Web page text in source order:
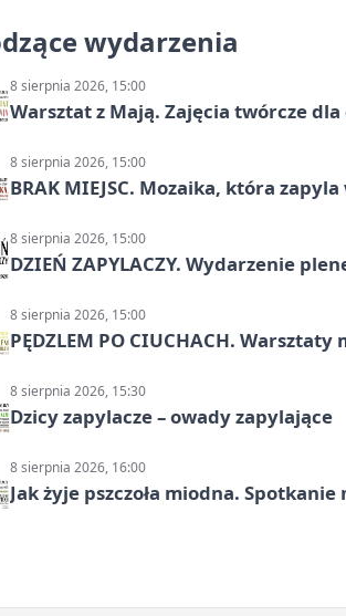
wydarzenia
8 sierpnia 2026, 15:00
Warsztat z Mają. Zajęcia twórcze
8 sierpnia 2026, 15:00
BRAK MIEJSC. Mozaika, która
8 sierpnia 2026, 15:00
DZIEŃ ZAPYLACZY. Wydarzenie
8 sierpnia 2026, 15:00
PĘDZLEM PO CIUCHACH.
8 sierpnia 2026, 15:30
Dzicy zapylacze – owady zapylające
8 sierpnia 2026, 16:00
Jak żyje pszczoła miodna.